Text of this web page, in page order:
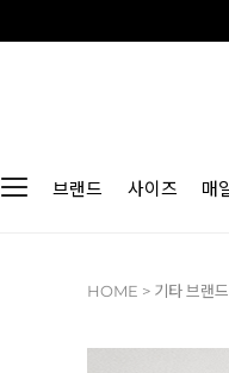
브랜드 사이즈 매
HOME > 기타 브랜